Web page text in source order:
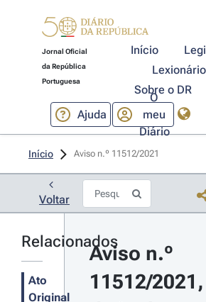
Jornal Oficial
da República
Portuguesa
Início
Lexionário
Sobre o DR
Ajuda
O
meu
Diário
Início Aviso n.º 11512/2021
Voltar
Relacionados
Ato
Original
Aviso n.º
11512/